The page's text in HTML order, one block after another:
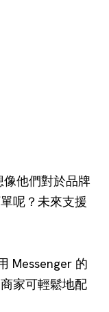
他們對於品牌
呢？未來支援
Messenger 的
家可輕鬆地配